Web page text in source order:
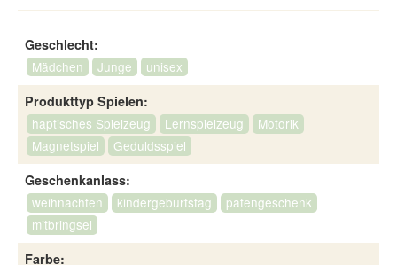
Geschlecht:
Mädchen
Junge
unisex
Produkttyp Spielen:
haptisches Spielzeug
Lernspielzeug
Motorik
Magnetspiel
Geduldsspiel
Geschenkanlass:
weihnachten
kindergeburtstag
patengeschenk
mitbringsel
Farbe: